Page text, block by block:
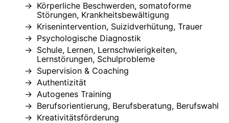
Körperliche Beschwerden, somatoforme
Störungen, Krankheitsbewältigung
Krisenintervention, Suizidverhütung, Trauer
Psychologische Diagnostik
Schule, Lernen, Lernschwierigkeiten,
Lernstörungen, Schulprobleme
Supervision & Coaching
Authentizität
Autogenes Training
Berufsorientierung, Berufsberatung, Berufswahl
Kreativitätsförderung